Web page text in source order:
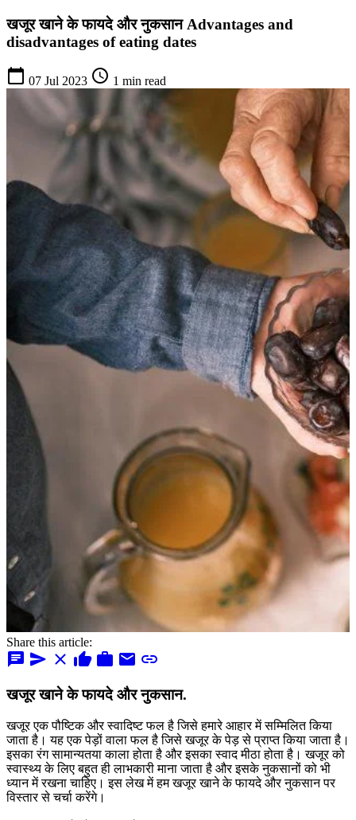
खजूर खाने के फायदे और नुकसान Advantages and
disadvantages of eating dates
calendar_today 07 Jul 2023 schedule 1 min read
Share this article:
chat send close thumb_up work mail link
खजूर खाने के फायदे और नुकसान.
खजूर एक पौष्टिक और स्वादिष्ट फल है जिसे हमारे आहार में सम्मिलित किया
जाता है। यह एक पेड़ों वाला फल है जिसे खजूर के पेड़ से प्राप्त किया जाता है।
इसका रंग सामान्यतया काला होता है और इसका स्वाद मीठा होता है। खजूर को
स्वास्थ्य के लिए बहुत ही लाभकारी माना जाता है और इसके नुकसानों को भी
ध्यान में रखना चाहिए। इस लेख में हम खजूर खाने के फायदे और नुकसान पर
विस्तार से चर्चा करेंगे।